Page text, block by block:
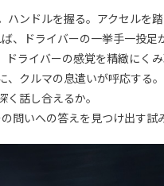
ハンドルを握る。アクセルを踏
、ドライバーの一挙手一投足
ドライバーの感覚を精緻にく
、クルマの息遣いが呼応する。
く話し合えるか。
問いへの答えを見つけ出す試